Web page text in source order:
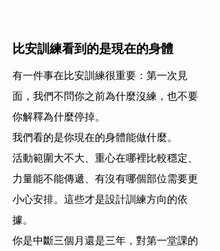
比安訓練看到的是現在的身體
有一件事在比安訓練很重要：第一次見
面，我們不問你之前為什麼沒練，也不要
你解釋為什麼停掉。
我們看的是你現在的身體能做什麼。
活動範圍大不大、重心在哪裡比較穩定、
力量能不能傳遞、有沒有哪個部位需要更
小心安排。這些才是設計訓練方向的依
據。
你是中斷三個月還是三年，對第一堂課的